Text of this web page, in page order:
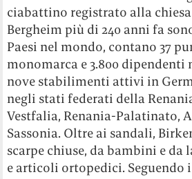
ciabattino registrato alla
Bergheim più di 240 anni fa
Paesi nel mondo, contano 37
monomarca e 3.800 dipendenti
nove stabilimenti attivi in
negli stati federati della
Vestfalia, Renania-Palatinato,
Sassonia. Oltre ai sandali,
scarpe chiuse, da bambini e da
e articoli ortopedici.